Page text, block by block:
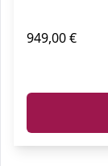
949,00 €